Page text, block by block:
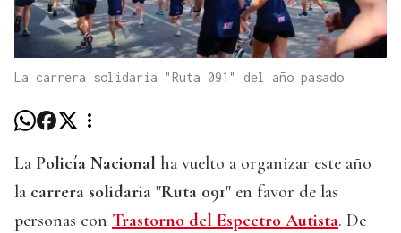
La carrera solidaria "Ruta 091" del año pasado
La Policía Nacional ha vuelto a organizar este año
la carrera solidaria "Ruta 091" en favor de las
personas con Trastorno del Espectro Autista. De